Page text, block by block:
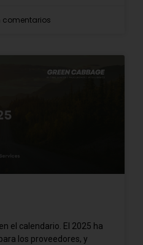
comentarios
el calendario. El 2025 ha
los proveedores, y